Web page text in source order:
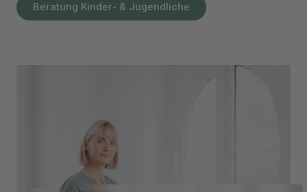
Beratung Kinder- & Jugendliche